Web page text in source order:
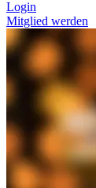
Login
Mitglied werden